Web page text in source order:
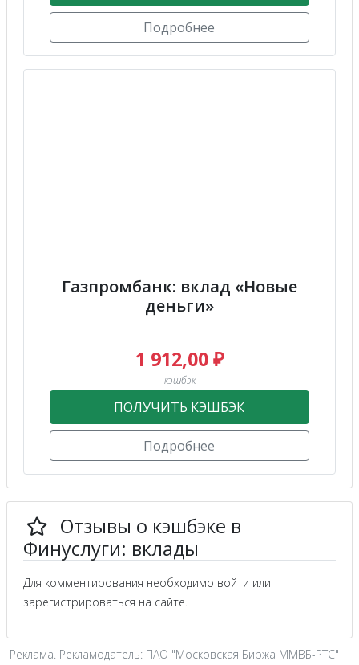
Подробнее
Газпромбанк: вклад «Новые
деньги»
1 912,00 ₽
кэшбэк
ПОЛУЧИТЬ КЭШБЭК
Подробнее
Отзывы о кэшбэке в
Финуслуги: вклады
Для комментирования необходимо войти или
зарегистрироваться на сайте.
Реклама. Рекламодатель: ПАО "Московская Биржа ММВБ-РТС"